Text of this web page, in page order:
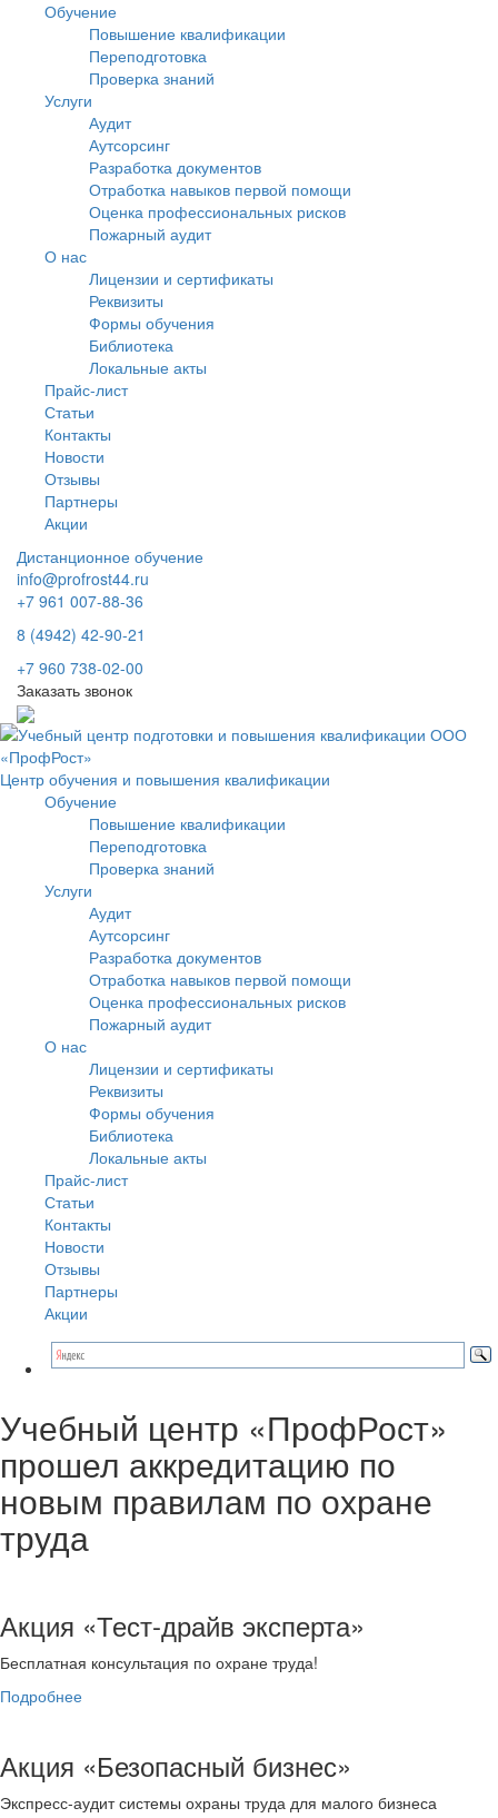
Обучение
Повышение квалификации
Переподготовка
Проверка знаний
Услуги
Аудит
Аутсорсинг
Разработка документов
Отработка навыков первой помощи
Оценка профессиональных рисков
Пожарный аудит
О нас
Лицензии и сертификаты
Реквизиты
Формы обучения
Библиотека
Локальные акты
Прайс-лист
Статьи
Контакты
Новости
Отзывы
Партнеры
Акции
Дистанционное обучение
info@profrost44.ru
+7 961 007-88-36
8 (4942) 42-90-21
+7 960 738-02-00
Заказать звонок
Центр обучения и повышения квалификации
Обучение
Повышение квалификации
Переподготовка
Проверка знаний
Услуги
Аудит
Аутсорсинг
Разработка документов
Отработка навыков первой помощи
Оценка профессиональных рисков
Пожарный аудит
О нас
Лицензии и сертификаты
Реквизиты
Формы обучения
Библиотека
Локальные акты
Прайс-лист
Статьи
Контакты
Новости
Отзывы
Партнеры
Акции
Учебный центр «ПрофРост»
прошел аккредитацию по
новым правилам по охране
труда
Акция «Тест-драйв эксперта»
Бесплатная консультация по охране труда!
Подробнее
Акция «Безопасный бизнес»
Экспресс-аудит системы охраны труда для малого бизнеса